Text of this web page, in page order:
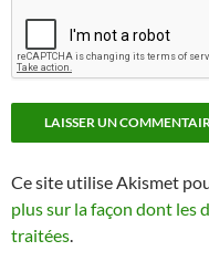
Ce site utilise Akismet
plus sur la façon dont les
traitées.